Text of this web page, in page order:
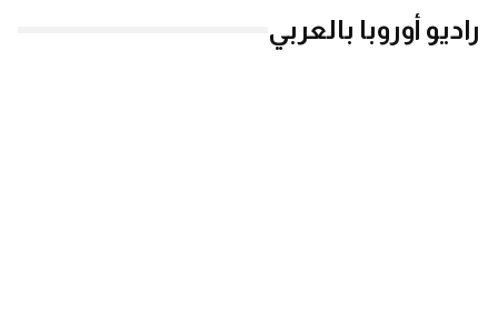
راديو أوروبا بالعربي